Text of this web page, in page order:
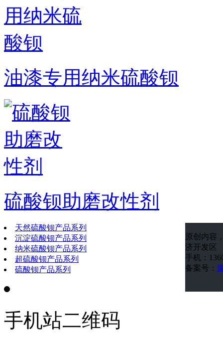
油漆专用纳米硫酸钡
硫酸钡助磨改性剂
天然硫酸钡产品系列
沉淀硫酸钡产品系列
纳米硫酸钡产品系列
超硫酸钡产品系列
硫酸钡产品系列
原创内容
济开发区
手机：
备案号：
手机站二维码